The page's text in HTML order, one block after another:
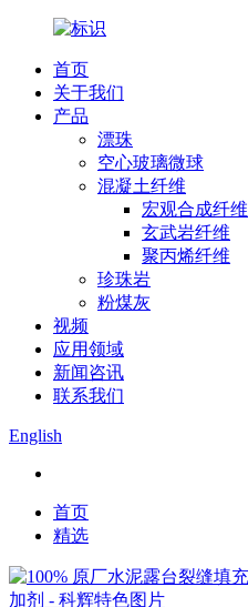
首页
关于我们
产品
漂珠
空心玻璃微球
混凝土纤维
宏观合成纤维
玄武岩纤维
聚丙烯纤维
珍珠岩
粉煤灰
视频
应用领域
新闻咨讯
联系我们
English
首页
精选